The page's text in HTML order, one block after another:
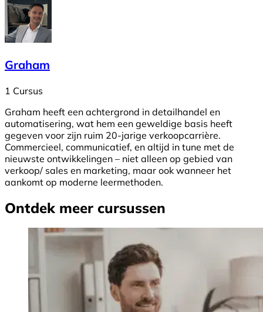
Graham
1 Cursus
Graham heeft een achtergrond in detailhandel en
automatisering, wat hem een geweldige basis heeft
gegeven voor zijn ruim 20-jarige verkoopcarrière.
Commercieel, communicatief, en altijd in tune met de
nieuwste ontwikkelingen – niet alleen op gebied van
verkoop/ sales en marketing, maar ook wanneer het
aankomt op moderne leermethoden.
Ontdek meer cursussen